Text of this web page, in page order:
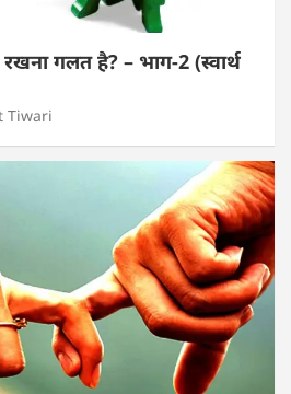
गलत है? – भाग-2 (स्वार्थ
Tiwari